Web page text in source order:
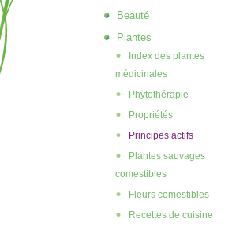
Beauté
Plantes
Index des plantes
médicinales
Phytothérapie
Propriétés
Principes actifs
Plantes sauvages
comestibles
Fleurs comestibles
Recettes de cuisine